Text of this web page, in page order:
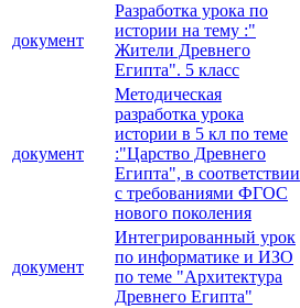
документ
Разработка урока по
истории на тему :"
Жители Древнего
Египта". 5 класс
документ
Методическая
разработка урока
истории в 5 кл по теме
:"Царство Древнего
Египта", в соответствии
с требованиями ФГОС
нового поколения
документ
Интегрированный урок
по информатике и ИЗО
по теме "Архитектура
Древнего Египта"